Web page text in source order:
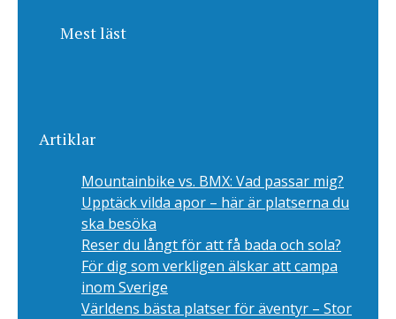
Mest läst
Artiklar
Mountainbike vs. BMX: Vad passar mig?
Upptäck vilda apor – här är platserna du
ska besöka
Reser du långt för att få bada och sola?
För dig som verkligen älskar att campa
inom Sverige
Världens bästa platser för äventyr – Stor